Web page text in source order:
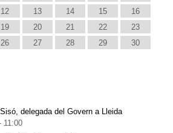
12 13 14 15
16
19 20 21 22
23
26 27 28 29
30
delegada del Govern a Lleida
11:00